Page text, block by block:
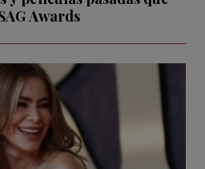
Awards